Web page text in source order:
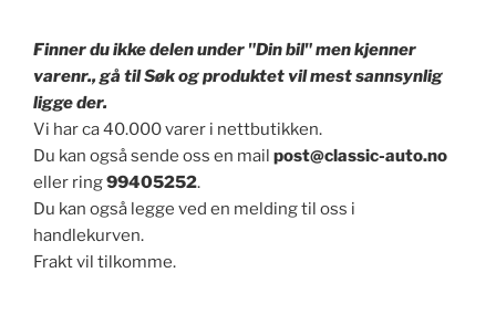
Finner du ikke delen under "Din bil" men kjenner
varenr., gå til Søk og produktet vil mest sannsynlig
ligge der.
Vi har ca 40.000 varer i nettbutikken.
Du kan også sende oss en mail post@classic-auto.no
eller ring99405252.
Du kan også legge ved en melding til oss i
handlekurven.
Frakt vil tilkomme.